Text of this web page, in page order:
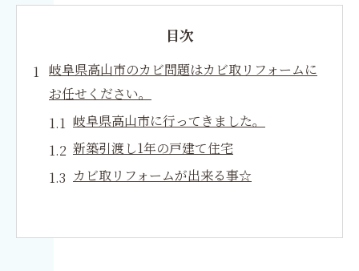
目次
岐阜県高山市のカビ問題はカビ取リフォームに
お任せください。
岐阜県高山市に行ってきました。
新築引渡し1年の戸建て住宅
カビ取リフォームが出来る事☆